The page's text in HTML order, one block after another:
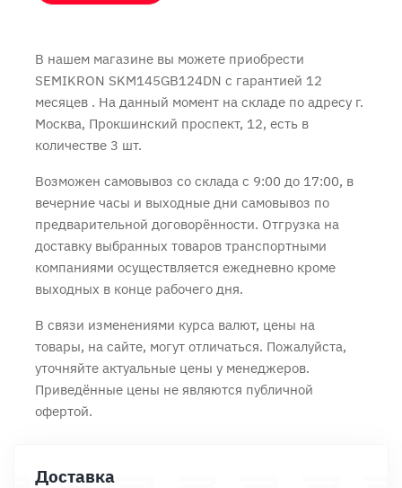
В нашем магазине вы можете приобрести
SEMIKRON SKM145GB124DN с гарантией 12
месяцев . На данный момент на складе по адресу г.
Москва, Прокшинский проспект, 12, есть в
количестве 3 шт.
Возможен самовывоз со склада с 9:00 до 17:00, в
вечерние часы и выходные дни самовывоз по
предварительной договорённости. Отгрузка на
доставку выбранных товаров транспортными
компаниями осуществляется ежедневно кроме
выходных в конце рабочего дня.
В связи изменениями курса валют, цены на
товары, на сайте, могут отличаться. Пожалуйста,
уточняйте актуальные цены у менеджеров.
Приведённые цены не являются публичной
офертой.
Доставка